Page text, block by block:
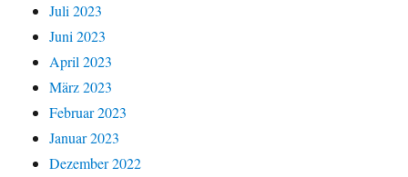
Juli 2023
Juni 2023
April 2023
März 2023
Februar 2023
Januar 2023
Dezember 2022